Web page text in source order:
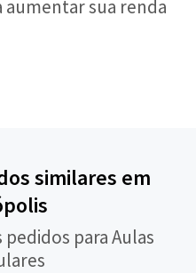
aumentar sua renda
similares em
pedidos para Aulas